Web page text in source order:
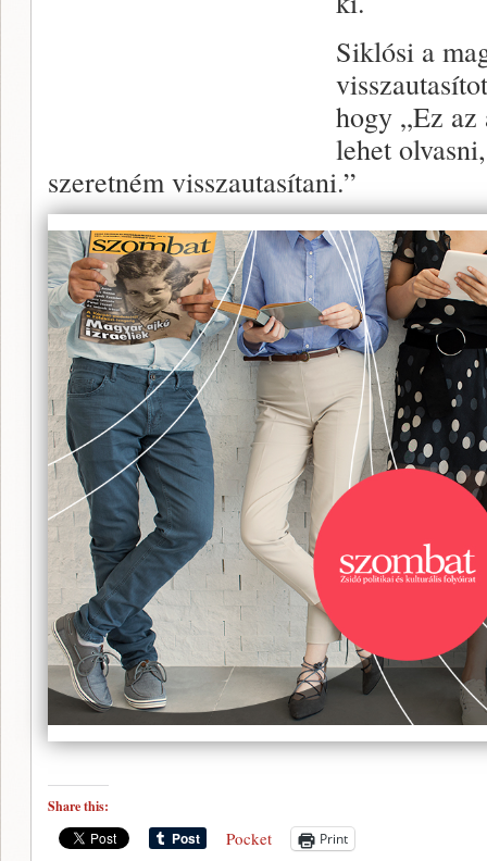
Siklósi a
hogy „Ez
lehet
szeretném visszautasítani.”
Share this:
Pocket Print